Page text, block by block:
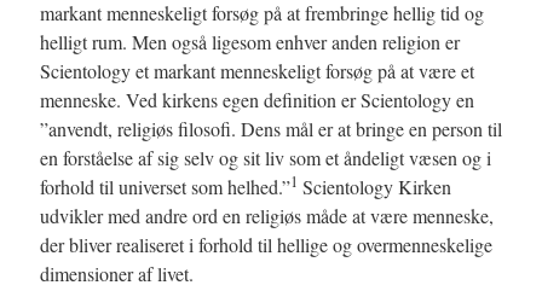
markant menneskeligt forsøg på at frembringe hellig tid og
helligt rum. Men også ligesom enhver anden religion er
Scientology et markant menneskeligt forsøg på at være et
menneske. Ved kirkens egen definition er Scientology en
”anvendt, religiøs filosofi. Dens mål er at bringe en person til
en forståelse af sig selv og sit liv som et åndeligt væsen og i
forhold til universet som helhed.”1 Scientology Kirken
udvikler med andre ord en religiøs måde at være menneske,
der bliver realiseret i forhold til hellige og overmenneskelige
dimensioner af livet.